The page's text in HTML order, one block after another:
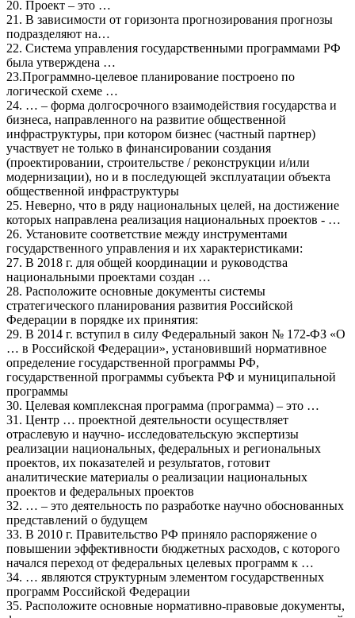
20. Проект – это …
21. В зависимости от горизонта прогнозирования прогнозы
подразделяют на…
22. Система управления государственными программами РФ
была утверждена …
23.Программно-целевое планирование построено по
логической схеме …
24. … – форма долгосрочного взаимодействия государства и
бизнеса, направленного на развитие общественной
инфраструктуры, при котором бизнес (частный партнер)
участвует не только в финансировании создания
(проектировании, строительстве / реконструкции и/или
модернизации), но и в последующей эксплуатации объекта
общественной инфраструктуры
25. Неверно, что в ряду национальных целей, на достижение
которых направлена реализация национальных проектов - …
26. Установите соответствие между инструментами
государственного управления и их характеристиками:
27. В 2018 г. для общей координации и руководства
национальными проектами создан …
28. Расположите основные документы системы
стратегического планирования развития Российской
Федерации в порядке их принятия:
29. В 2014 г. вступил в силу Федеральный закон № 172-ФЗ «О
… в Российской Федерации», установивший нормативное
определение государственной программы РФ,
государственной программы субъекта РФ и муниципальной
программы
30. Целевая комплексная программа (программа) – это …
31. Центр … проектной деятельности осуществляет
отраслевую и научно- исследовательскую экспертизы
реализации национальных, федеральных и региональных
проектов, их показателей и результатов, готовит
аналитические материалы о реализации национальных
проектов и федеральных проектов
32. … – это деятельность по разработке научно обоснованных
представлений о будущем
33. В 2010 г. Правительство РФ приняло распоряжение о
повышении эффективности бюджетных расходов, с которого
начался переход от федеральных целевых программ к …
34. … являются структурным элементом государственных
программ Российской Федерации
35. Расположите основные нормативно-правовые документы,